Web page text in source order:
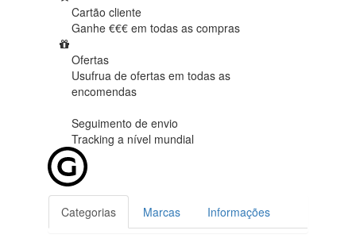
Cartão cliente
Ganhe €€€ em todas as compras
Ofertas
Usufrua de ofertas em todas as
encomendas
Seguimento de envio
Tracking a nível mundial
Categorias Marcas Informações